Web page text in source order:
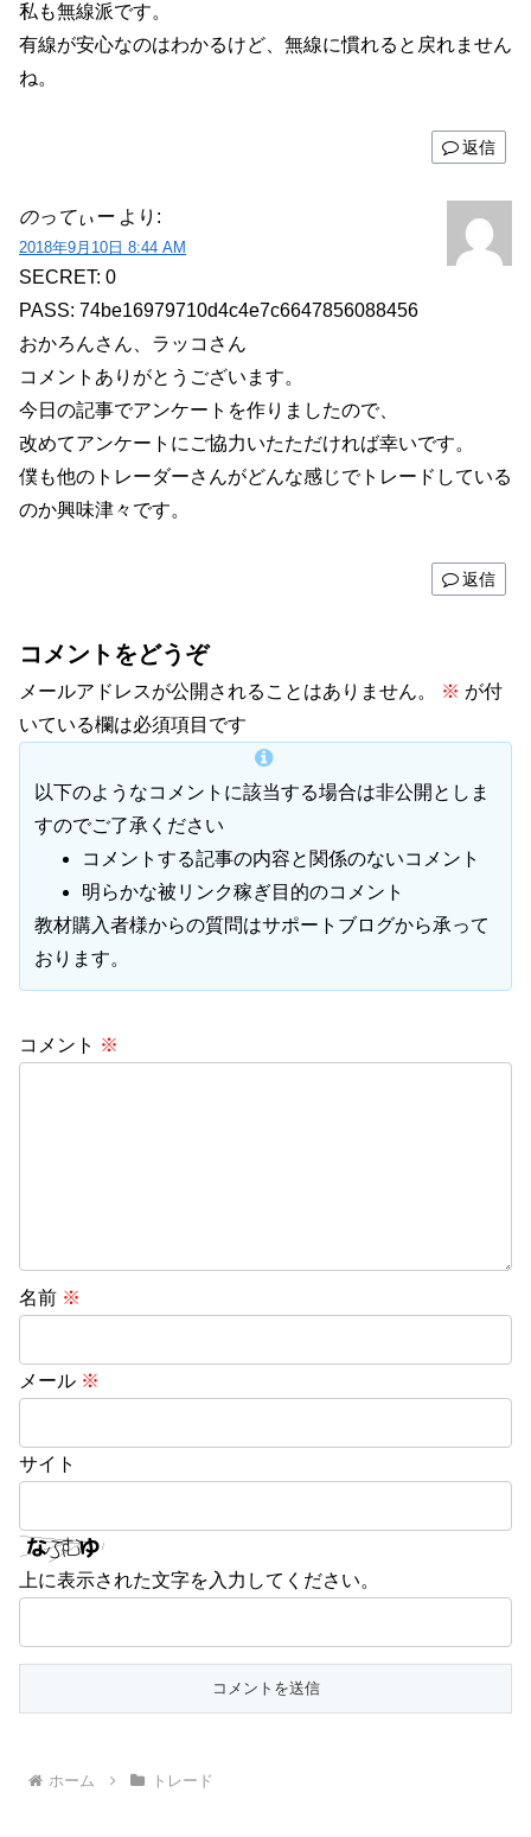
私も無線派です。
有線が安心なのはわかるけど、無線に慣れると戻れません
ね。
返信
のってぃー より:
2018年9月10日 8:44 AM
SECRET: 0
PASS: 74be16979710d4c4e7c6647856088456
おかろんさん、ラッコさん
コメントありがとうございます。
今日の記事でアンケートを作りましたので、
改めてアンケートにご協力いたただければ幸いです。
僕も他のトレーダーさんがどんな感じでトレードしている
のか興味津々です。
返信
コメントをどうぞ
メールアドレスが公開されることはありません。 ※ が付
いている欄は必須項目です
以下のようなコメントに該当する場合は非公開としま
すのでご了承ください
コメントする記事の内容と関係のないコメント
明らかな被リンク稼ぎ目的のコメント
教材購入者様からの質問はサポートブログから承って
おります。
コメント ※
名前 ※
メール ※
サイト
上に表示された文字を入力してください。
ホーム トレード